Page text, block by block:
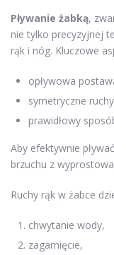
Pływanie żabką,
nie tylko precyzyjnej
rąk i nóg. Kluczowe
opływowa
symetryczne
prawidłowy
Aby efektywnie
brzuchu z
Ruchy rąk w żabce
chwytanie wody,
zagarnięcie,